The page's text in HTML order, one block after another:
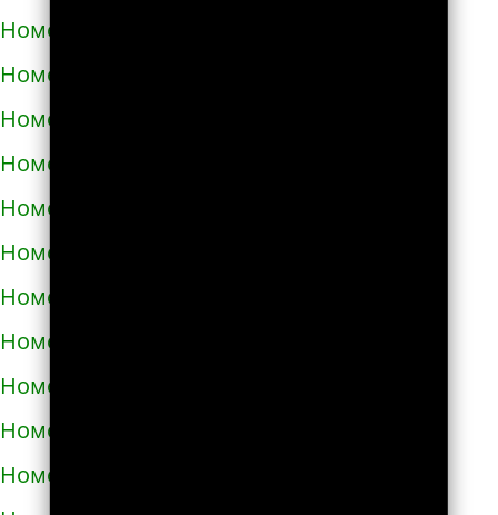
Номера телефонов такси в Аниве
Номера телефонов такси в Анне
Номера телефонов такси в Апатитах
Номера телефонов такси в Апрелевке
Номера телефонов такси в Апшеронске
Номера телефонов такси в Арамиле
Номера телефонов такси в Аргуне
Номера телефонов такси в Ардатове
Номера телефонов такси в Ардоне
Номера телефонов такси в Арзамасе
Номера телефонов такси в Аркадаке